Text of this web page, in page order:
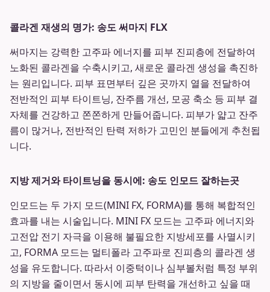
콜라겐 재생의 명가: 송도 써마지 FLX
써마지는 강력한 고주파 에너지를 피부 진피층에 전달하여
노화된 콜라겐을 수축시키고, 새로운 콜라겐 생성을 촉진하
는 원리입니다. 피부 표면부터 깊은 곳까지 열을 전달하여
전반적인 피부 타이트닝, 잔주름 개선, 모공 축소 등 피부 결
자체를 건강하고 쫀쫀하게 만들어줍니다. 피부가 얇고 잔주
름이 많거나, 전반적인 탄력 저하가 고민인 분들에게 추천됩
니다.
지방 제거와 타이트닝을 동시에: 송도 인모드 잘하는곳
인모드는 두 가지 모드(MINI FX, FORMA)를 통해 복합적인
효과를 내는 시술입니다. MINI FX 모드는 고주파 에너지와
고전압 전기 자극을 이용해 불필요한 지방세포를 사멸시키
고, FORMA 모드는 멀티폴라 고주파로 진피층의 콜라겐 생
성을 유도합니다. 따라서 이중턱이나 심부볼처럼 특정 부위
의 지방을 줄이면서 동시에 피부 탄력을 개선하고 싶을 때